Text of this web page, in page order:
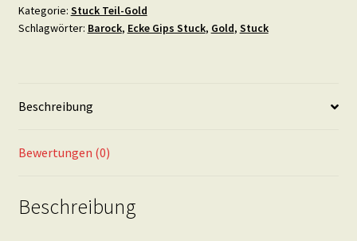
mal
8
GOLD
Kategorie: Stuck Teil-Gold
Schlagwörter: Barock, Ecke Gips Stuck, Gold, Stuck
Beschreibung
Bewertungen (0)
Beschreibung